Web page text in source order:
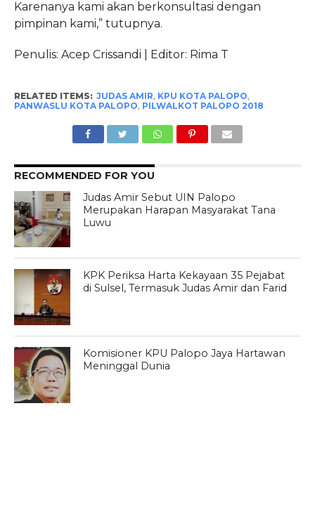
Karenanya kami akan berkonsultasi dengan
pimpinan kami,” tutupnya.
Penulis: Acep Crissandi | Editor: Rima T
RELATED ITEMS: JUDAS AMIR KPU KOTA PALOPO
PANWASLU KOTA PALOPO PILWALKOT PALOPO 2018
RECOMMENDED FOR YOU
Judas Amir Sebut UIN Palopo
Merupakan Harapan Masyarakat Tana
Luwu
KPK Periksa Harta Kekayaan 35 Pejabat
di Sulsel, Termasuk Judas Amir dan Farid
Komisioner KPU Palopo Jaya Hartawan
Meninggal Dunia